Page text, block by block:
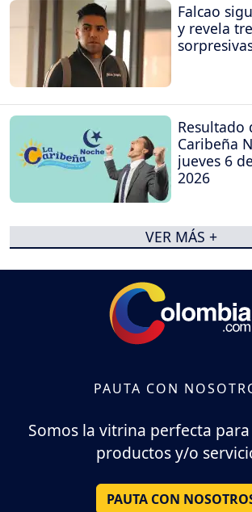
Falcao
y revela
Resultado
Caribeña
jueves 6
2026
VER MÁS +
PAUTA CON
Somos la vitrina perfecta
productos y/o
PAUTA CON